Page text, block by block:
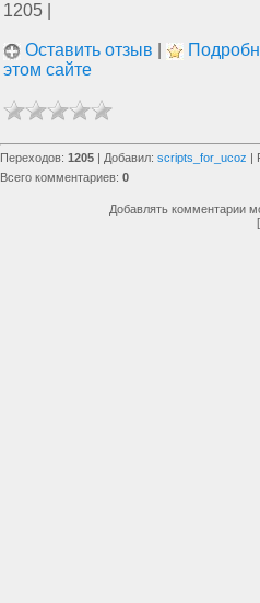
1205 |
Оставить отзыв
этом сайте
Переходов: 1205 | Добавил: scripts_for_ucoz |
Всего комментариев: 0
Добавлять комментарии